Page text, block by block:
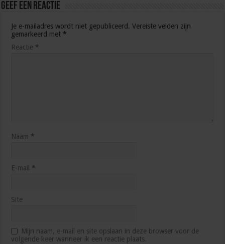
Geef een reactie
Je e-mailadres wordt niet gepubliceerd. Vereiste velden zijn
gemarkeerd met *
Reactie *
Naam *
E-mail *
Site
Mijn naam, e-mail en site opslaan in deze browser voor de
volgende keer wanneer ik een reactie plaats.